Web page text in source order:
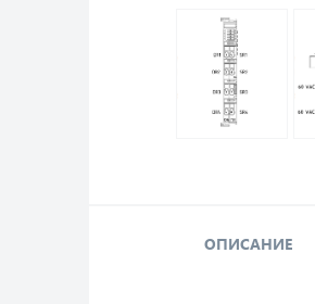
ОПИСАНИЕ